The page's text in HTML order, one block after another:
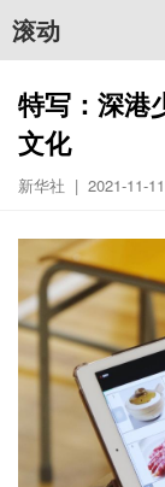
滚动
特写：深港
文化
新华社 | 2021-11-11